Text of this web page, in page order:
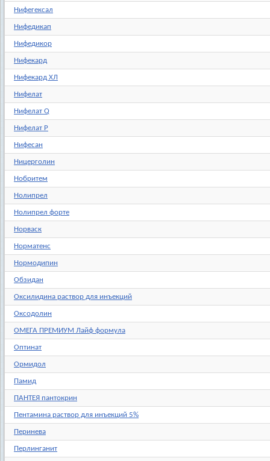
Нифегексал
Нифедикап
Нифедикор
Нифекард
Нифекард ХЛ
Нифелат
Нифелат Q
Нифелат Р
Нифесан
Ницерголин
Нобритем
Нолипрел
Нолипрел форте
Норваск
Норматенс
Нормодипин
Обзидан
Оксилидина раствор для инъекций
Оксодолин
ОМЕГА ПРЕМИУМ Лайф формула
Оптинат
Ормидол
Памид
ПАНТЕЯ пантокрин
Пентамина раствор для инъекций 5%
Перинева
Перлинганит